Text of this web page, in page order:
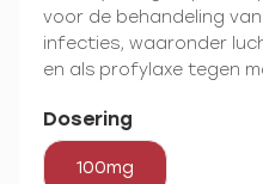
voor de behandeling
infecties, waaronder
en als profylaxe tegen
Dosering
100mg